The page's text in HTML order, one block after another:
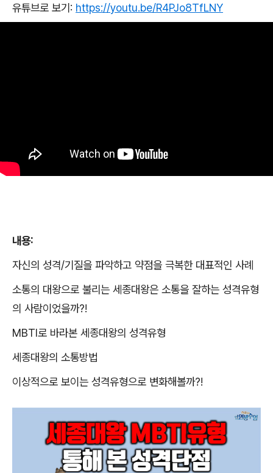
유튜브로 보기: https://youtu.be/R4PJo8TfLNY
내용:
자신의 성격/기질을 파악하고 약점을 극복한 대표적인 사례
소통의 대왕으로 불리는 세종대왕은 소통을 잘하는 성격유형
의 사람이었을까?!
MBTI로 바라본 세종대왕의 성격유형
세종대왕의 소통방법
이상적으로 보이는 성격유형으로 변화해볼까?!